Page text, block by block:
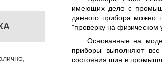
имеющих дело с
данного прибора можно
"проверку на физическом
Основанные на
приборы выполняют
состояния шин в